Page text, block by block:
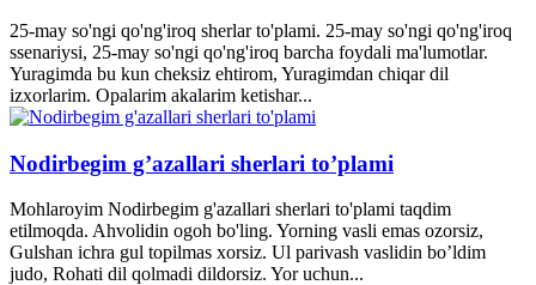
25-may so'ngi qo'ng'iroq sherlar to'plami. 25-may so'ngi qo'ng'iroq
ssenariysi, 25-may so'ngi qo'ng'iroq barcha foydali ma'lumotlar.
Yuragimda bu kun cheksiz ehtirom, Yuragimdan chiqar dil
izxorlarim. Opalarim akalarim ketishar...
Nodirbegim g’azallari sherlari to’plami
Mohlaroyim Nodirbegim g'azallari sherlari to'plami taqdim
etilmoqda. Ahvolidin ogoh bo'ling. Yorning vasli emas ozorsiz,
Gulshan ichra gul topilmas xorsiz. Ul parivash vaslidin bo’ldim
judo, Rohati dil qolmadi dildorsiz. Yor uchun...